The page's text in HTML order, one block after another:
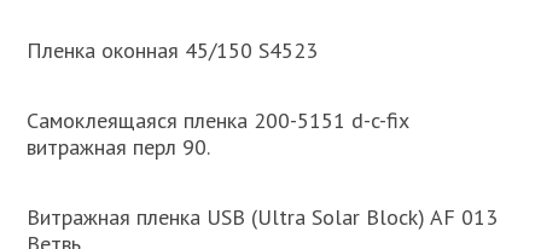
Пленка оконная 45/150 S4523
Самоклеящаяся пленка 200-5151 d-c-fix
витражная перл 90.
Витражная пленка USB (Ultra Solar Block) AF 013
Ветвь